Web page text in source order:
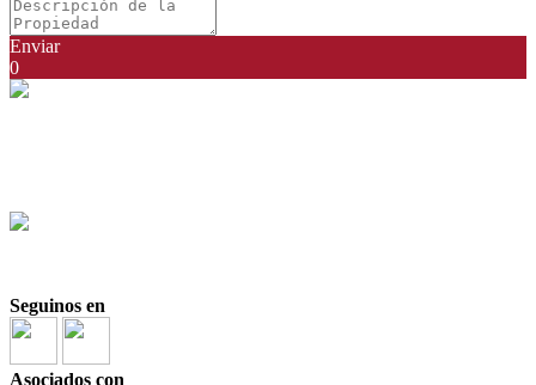
Enviar
0
Seguinos en
Asociados con